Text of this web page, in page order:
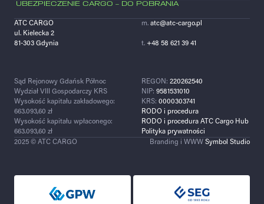
UBEZPIECZENIE CARGO – DO POBRANIA
ATC CARGO
ul. Kielecka 2
81-303 Gdynia
m. atc@atc-cargo.pl
t. +48 58 621 39 41
Sąd Rejonowy Gdańsk Północ
Wydział VIII Gospodarczy KRS
Wysokość kapitału zakładowego:
663.093,60 zł
Wysokość kapitału wpłaconego:
663.093,60 zł
REGON: 220262540
NIP: 9581531010
KRS: 0000303741
RODO i procedura
RODO i procedura ATC Cargo Hub
Polityka prywatności
2025 © ATC CARGO
Branding i WWWSymbol Studio